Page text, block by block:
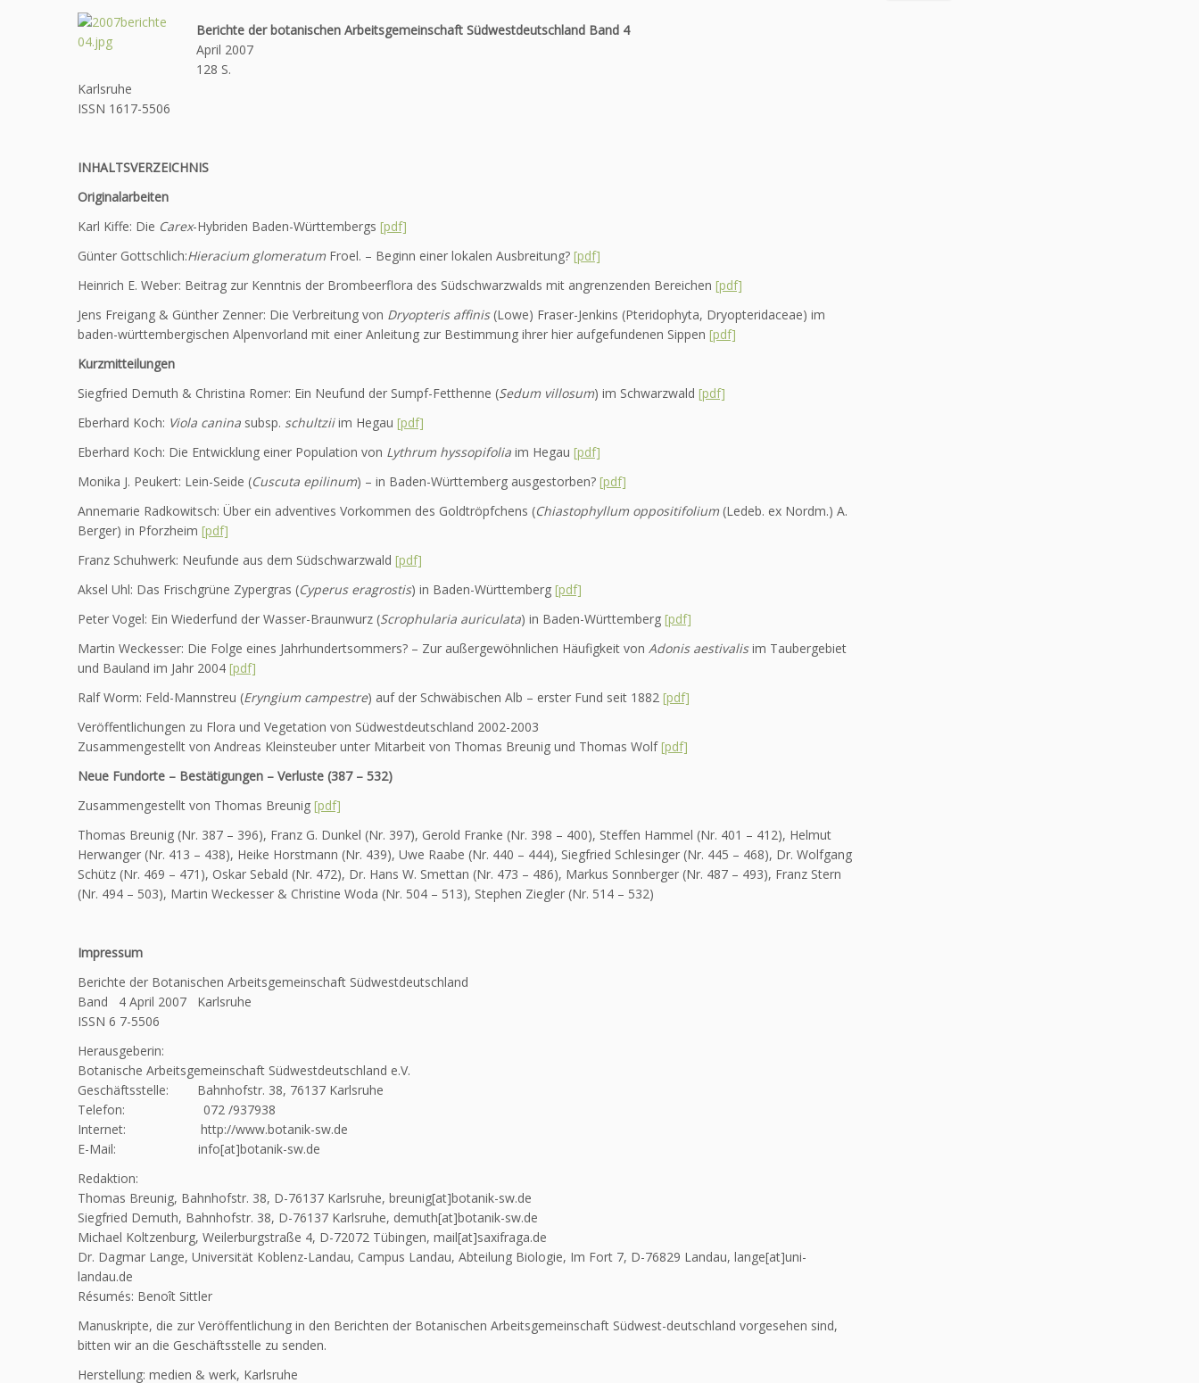
Berichte der botanischen Arbeitsgemeinschaft Südwestdeutschland Band 4
April 2007
128 S.
Karlsruhe
ISSN 1617-5506
INHALTSVERZEICHNIS
Originalarbeiten
Karl Kiffe: Die Carex-Hybriden Baden-Württembergs [pdf]
Günter Gottschlich:Hieracium glomeratum Froel. – Beginn einer lokalen Ausbreitung? [pdf]
Heinrich E. Weber: Beitrag zur Kenntnis der Brombeerflora des Südschwarzwalds mit angrenzenden Bereichen [pdf]
Jens Freigang & Günther Zenner: Die Verbreitung von Dryopteris affinis(Lowe) Fraser-Jenkins (Pteridophyta, Dryopteridaceae) im
baden-württembergischen Alpenvorland mit einer Anleitung zur Bestimmung ihrer hier aufgefundenen Sippen [pdf]
Kurzmitteilungen
Siegfried Demuth & Christina Romer: Ein Neufund der Sumpf-Fetthenne (Sedum villosum) im Schwarzwald [pdf]
Eberhard Koch: Viola canina subsp. schultziiim Hegau [pdf]
Eberhard Koch: Die Entwicklung einer Population von Lythrum hyssopifolia im Hegau [pdf]
Monika J. Peukert: Lein-Seide (Cuscuta epilinum) – in Baden-Württemberg ausgestorben? [pdf]
Annemarie Radkowitsch: Über ein adventives Vorkommen des Goldtröpfchens (Chiastophyllum oppositifolium (Ledeb. ex Nordm.) A.
Berger) in Pforzheim [pdf]
Franz Schuhwerk: Neufunde aus dem Südschwarzwald [pdf]
Aksel Uhl: Das Frischgrüne Zypergras (Cyperus eragrostis) in Baden-Württemberg [pdf]
Peter Vogel: Ein Wiederfund der Wasser-Braunwurz (Scrophularia auriculata) in Baden-Württemberg [pdf]
Martin Weckesser: Die Folge eines Jahrhundertsommers? – Zur außergewöhnlichen Häufigkeit von Adonis aestivalisim Taubergebiet
und Bauland im Jahr 2004 [pdf]
Ralf Worm: Feld-Mannstreu (Eryngium campestre) auf der Schwäbischen Alb – erster Fund seit 1882 [pdf]
Veröffentlichungen zu Flora und Vegetation von Südwestdeutschland 2002-2003
Zusammengestellt von Andreas Kleinsteuber unter Mitarbeit von Thomas Breunig und Thomas Wolf[pdf]
Neue Fundorte – Bestätigungen – Verluste (387 – 532)
Zusammengestellt von Thomas Breunig [pdf]
Thomas Breunig (Nr. 387 – 396), Franz G. Dunkel (Nr. 397), Gerold Franke (Nr. 398 – 400), Steffen Hammel (Nr. 401 – 412), Helmut
Herwanger (Nr. 413 – 438), Heike Horstmann (Nr. 439), Uwe Raabe (Nr. 440 – 444), Siegfried Schlesinger (Nr. 445 – 468), Dr. Wolfgang
Schütz (Nr. 469 – 471), Oskar Sebald (Nr. 472), Dr. Hans W. Smettan (Nr. 473 – 486), Markus Sonnberger (Nr. 487 – 493), Franz Stern
(Nr. 494 – 503), Martin Weckesser & Christine Woda (Nr. 504 – 513), Stephen Ziegler (Nr. 514 – 532)
Impressum
Berichte der Botanischen Arbeitsgemeinschaft Südwestdeutschland
Band 4 April 2007 Karlsruhe
ISSN 6 7-5506
Herausgeberin:
Botanische Arbeitsgemeinschaft Südwestdeutschland e.V.
Geschäftsstelle: Bahnhofstr. 38, 76137 Karlsruhe
Telefon: 072 /937938
Internet: http://www.botanik-sw.de
E-Mail: info[at]botanik-sw.de
Redaktion:
Thomas Breunig, Bahnhofstr. 38, D-76137 Karlsruhe, breunig[at]botanik-sw.de
Siegfried Demuth, Bahnhofstr. 38, D-76137 Karlsruhe, demuth[at]botanik-sw.de
Michael Koltzenburg, Weilerburgstraße 4, D-72072 Tübingen, mail[at]saxifraga.de
Dr. Dagmar Lange, Universität Koblenz-Landau, Campus Landau, Abteilung Biologie, Im Fort 7, D-76829 Landau, lange[at]uni-
landau.de
Résumés: Benoît Sittler
Manuskripte, die zur Veröffentlichung in den Berichten der Botanischen Arbeitsgemeinschaft Südwest-deutschland vorgesehen sind,
bitten wir an die Geschäftsstelle zu senden.
Herstellung: medien & werk, Karlsruhe